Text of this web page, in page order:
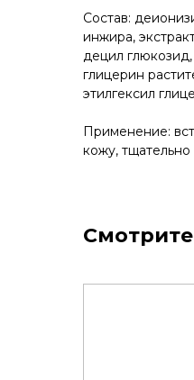
Состав:
инжира,
децил
глицерин
этилгексил
Применение:
кожу, тщательно